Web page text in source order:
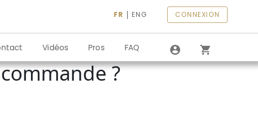
FR |ENG CONNEXION
Vidéos Pros FAQ
?